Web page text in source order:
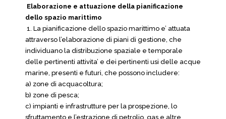
Elaborazione e attuazione della pianificazione
dello spazio marittimo
1. La pianificazione dello spazio marittimo e’ attuata
attraverso l’elaborazione di piani di gestione, che
individuano la distribuzione spaziale e temporale
delle pertinenti attivita’ e dei pertinenti usi delle acque
marine, presenti e futuri, che possono includere:
a) zone di acquacoltura;
b) zone di pesca;
c) impianti e infrastrutture per la prospezione, lo
sfruttamento e l’estrazione di petrolio, gas e altre